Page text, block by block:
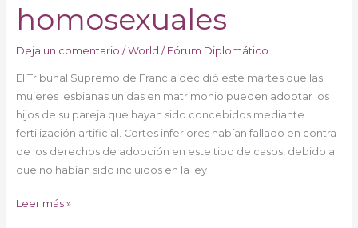
homosexuales
Deja un comentario / World / Fórum Diplomático
El Tribunal Supremo de Francia decidió este martes que las
mujeres lesbianas unidas en matrimonio pueden adoptar los
hijos de su pareja que hayan sido concebidos mediante
fertilización artificial. Cortes inferiores habían fallado en contra
de los derechos de adopción en este tipo de casos, debido a
que no habían sido incluidos en la ley
Leer más »